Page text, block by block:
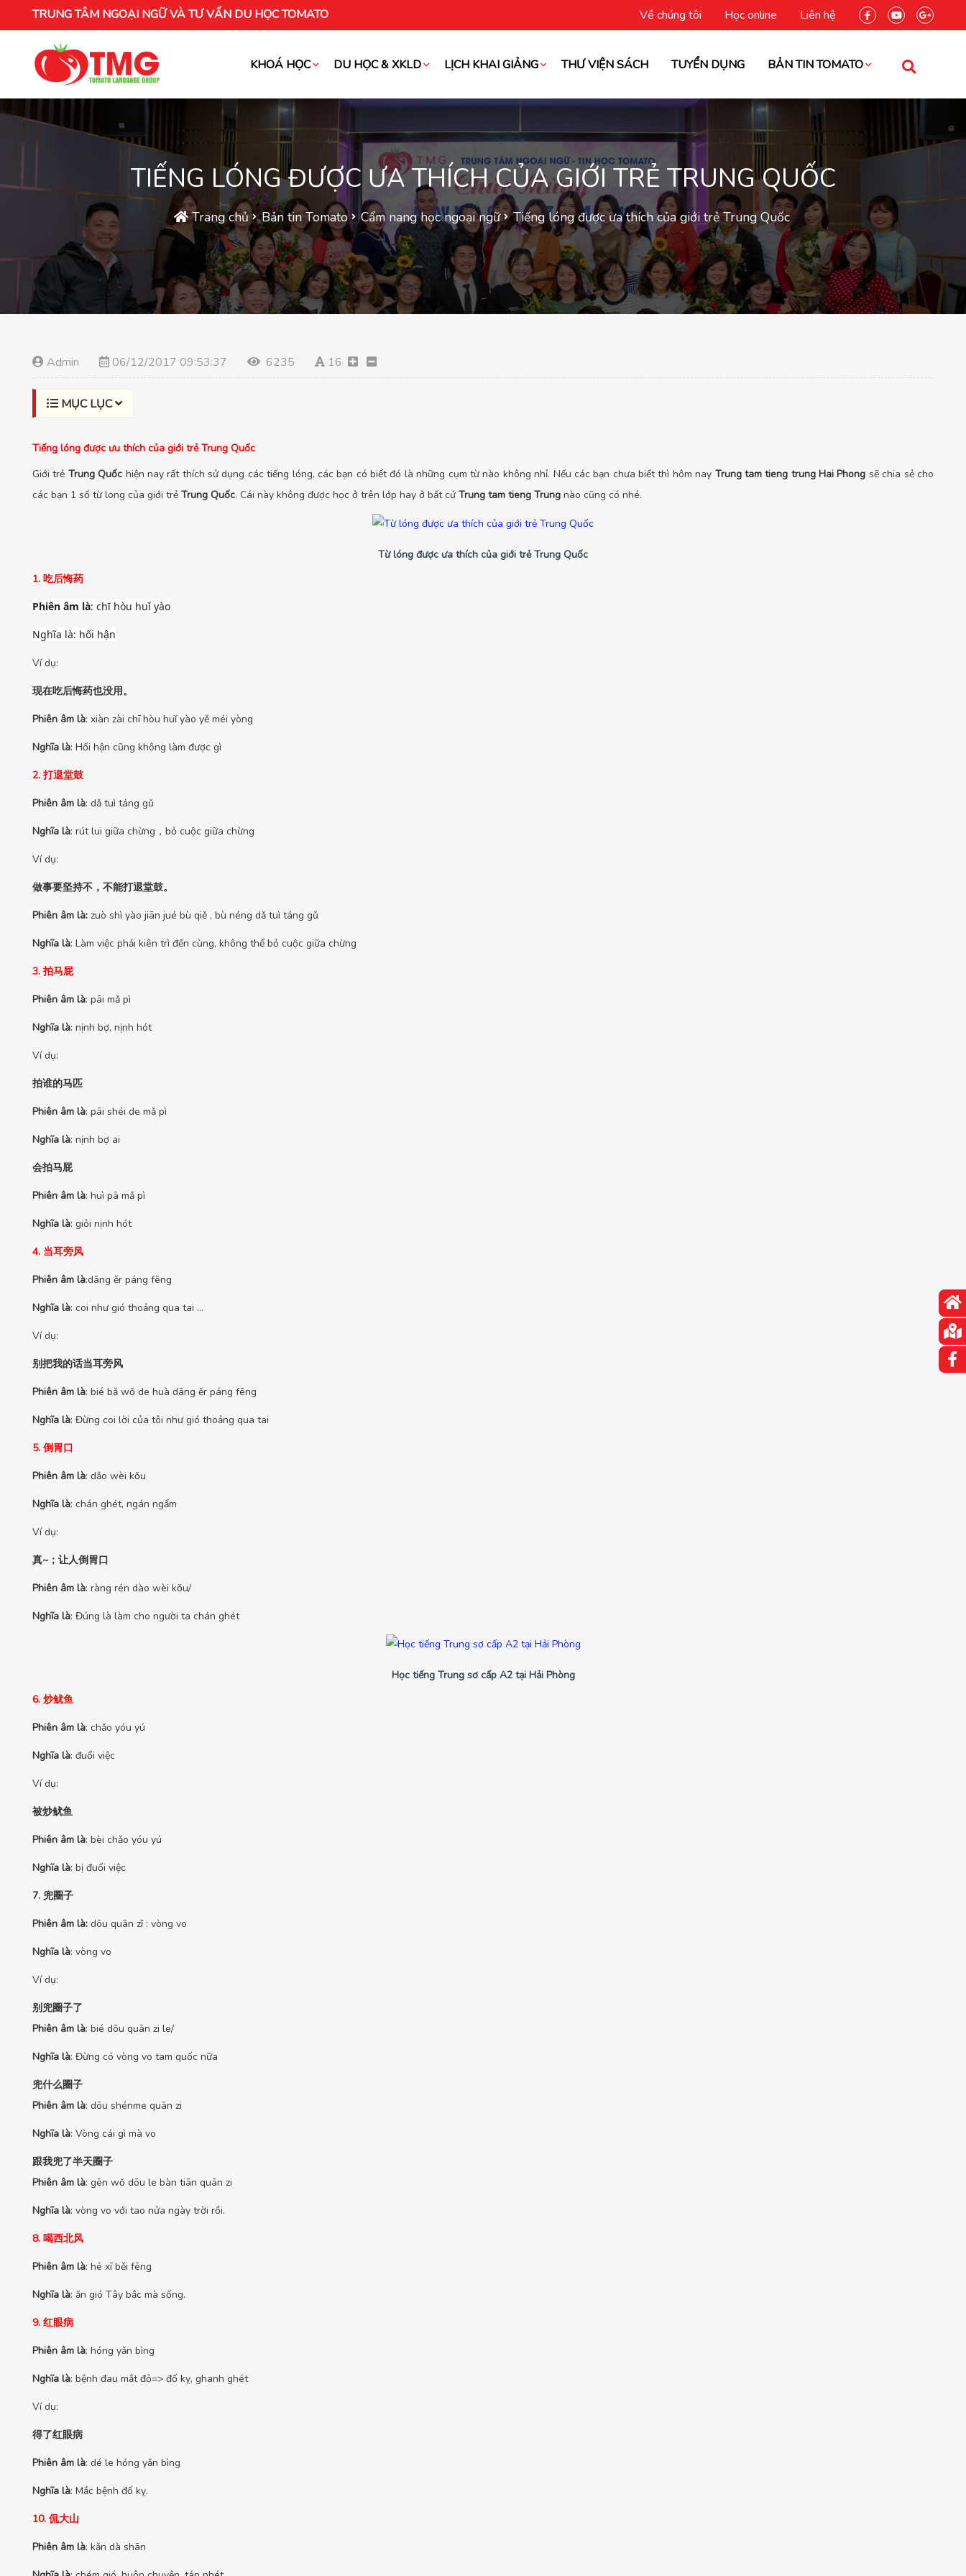
TRUNG TÂM NGOẠI NGỮ VÀ TƯ VẤN DU HỌC TOMATO Về chúng tôi Học online Liên hệ
KHOÁ HỌC DU HỌC & XKLD LỊCH KHAI GIẢNG THƯ VIỆN SÁCH TUYỂN DỤNG BẢN TIN TOMATO
TIẾNG LÓNG ĐƯỢC ƯA THÍCH CỦA GIỚI TRẺ TRUNG QUỐC
Trang chủ Bản tin Tomato Cẩm nang học ngoại ngữ Tiếng lóng được ưa thích của giới trẻ Trung Quốc
Admin 06/12/2017 09:53:37 6235 16
MỤC LỤC
Tiếng lóng được ưu thích của giới trẻ Trung Quốc
Giới trẻ Trung Quốc hiện nay rất thích sử dụng các tiếng lóng, các bạn có biết đó là những cụm từ nào không nhỉ. Nếu các bạn chưa biết thì hôm nay Trung tam tieng trung Hai Phong sẽ chia sẻ cho
các bạn 1 số từ long của giới trẻ Trung Quốc. Cái này không được học ở trên lớp hay ở bất cứTrung tam tieng Trung nào cũng có nhé.
Từ lóng được ưa thích của giới trẻ Trung Quốc
1. 吃后悔药
Phiên âm là: chī hòu huǐ yào
Nghĩa là: hối hận
Ví dụ:
现在吃后悔药也没用。
Phiên âm là: xiàn zài chī hòu huǐ yào yě méi yòng
Nghĩa là: Hối hận cũng không làm được gì
2. 打退堂鼓
Phiên âm là: dǎ tuì táng gǔ
Nghĩa là: rút lui giữa chừng，bỏ cuộc giữa chừng
Ví dụ:
做事要坚持不，不能打退堂鼓。
Phiên âm là: zuò shì yào jiān jué bù qiě , bù néng dǎ tuì táng gǔ
Nghĩa là: Làm việc phải kiên trì đến cùng, không thể bỏ cuộc giữa chừng
3. 拍马屁
Phiên âm là: pāi mǎ pì
Nghĩa là: nịnh bợ, nịnh hót
Ví dụ:
拍谁的马匹
Phiên âm là: pāi shéi de mǎ pì
Nghĩa là: nịnh bợ ai
会拍马屁
Phiên âm là: huì pā mǎ pì
Nghĩa là: giỏi nịnh hót
4. 当耳旁风
Phiên âm là:dāng ěr páng fēng
Nghĩa là: coi như gió thoảng qua tai …
Ví dụ:
别把我的话当耳旁风
Phiên âm là: bié bǎ wǒ de huà dāng ěr páng fēng
Nghĩa là: Đừng coi lời của tôi như gió thoảng qua tai
5. 倒胃口
Phiên âm là: dǎo wèi kǒu
Nghĩa là: chán ghét, ngán ngẩm
Ví dụ:
真~；让人倒胃口
Phiên âm là: ràng rén dào wèi kǒu/
Nghĩa là: Đúng là làm cho người ta chán ghét
Học tiếng Trung sơ cấp A2 tại Hải Phòng
6. 炒鱿鱼
Phiên âm là: chǎo yóu yú
Nghĩa là: đuổi việc
Ví dụ:
被炒鱿鱼
Phiên âm là: bèi chǎo yóu yú
Nghĩa là: bị đuổi việc
7. 兜圈子
Phiên âm là: dōu quān zǐ : vòng vo
Nghĩa là: vòng vo
Ví dụ:
别兜圈子了
Phiên âm là: bié dōu quān zi le/
Nghĩa là: Đừng có vòng vo tam quốc nữa
兜什么圈子
Phiên âm là: dōu shénme quān zi
Nghĩa là: Vòng cái gì mà vo
跟我兜了半天圈子
Phiên âm là: gēn wǒ dōu le bàn tiān quān zi
Nghĩa là: vòng vo với tao nửa ngày trời rồi.
8. 喝西北风
Phiên âm là: hē xī běi fēng
Nghĩa là: ăn gió Tây bắc mà sống.
9. 红眼病
Phiên âm là: hóng yǎn bìng
Nghĩa là: bệnh đau mắt đỏ=> đố kỵ, ghanh ghét
Ví dụ:
得了红眼病
Phiên âm là: dé le hóng yǎn bìng
Nghĩa là: Mắc bệnh đố kỵ.
10. 侃大山
Phiên âm là: kǎn dà shān